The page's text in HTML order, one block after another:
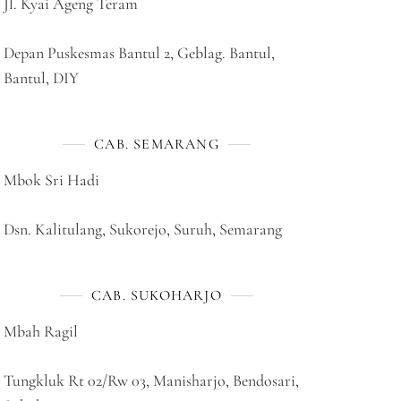
Depan Puskesmas Bantul 2, Geblag. Bantul,
Bantul, DIY
CAB. SEMARANG
Mbok Sri Hadi
Dsn. Kalitulang, Sukorejo, Suruh, Semarang
CAB. SUKOHARJO
Mbah Ragil
Tungkluk Rt 02/Rw 03, Manisharjo, Bendosari,